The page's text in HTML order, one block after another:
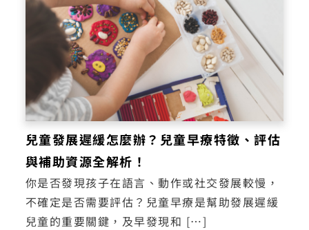
兒童發展遲緩怎麼辦？兒童早療特徵、評估
與補助資源全解析！
你是否發現孩子在語言、動作或社交發展較慢，
不確定是否需要評估？兒童早療是幫助發展遲緩
兒童的重要關鍵，及早發現和 […]